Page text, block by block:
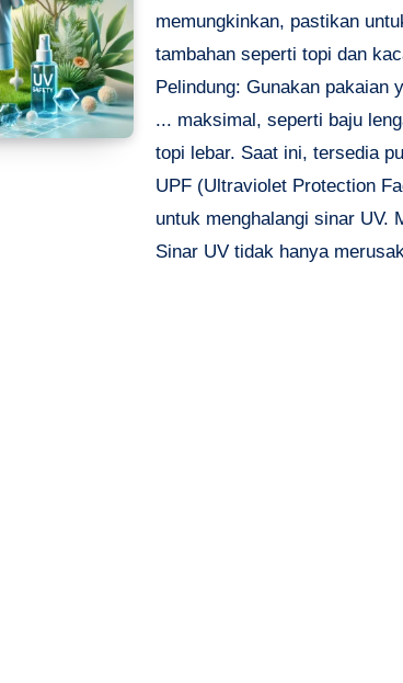
memungkinkan, pastikan
tambahan seperti topi dan
Pelindung: Gunakan pakaian
... maksimal, seperti baju
topi lebar. Saat ini, tersedia
UPF (Ultraviolet Protection
untuk menghalangi sinar UV.
Sinar UV tidak hanya